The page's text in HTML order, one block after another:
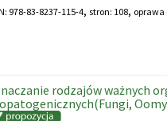
978-83-8237-115-4, stron: 108, oprawa
rodzajów ważnych